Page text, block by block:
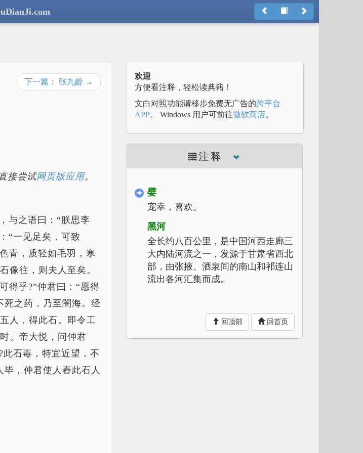
下一篇： 张九龄 →
接尝试网页版应用。
与之语曰：“朕思李
“一见足矣，可致
青，质轻如毛羽，寒
像往，则夫人至矣。
得乎?”仲君曰：“愿得
死之药，乃至闇海。经
人，得此石。即令工
。帝大悦，问仲君
此石毒，特宜近望，不
，仲君使人舂此石人
欢迎
方便看注释，轻松读典籍！
文白对照功能请移步免费无广告的跨平台
APP。 Windows 用户可前往微软商店。
注释
嬖
宠幸，喜欢。
黑河
全长约八百公里，是中国河西走廊三
大内陆河流之一，发源于甘肃省西北
部，由张掖、酒泉间的南山和祁连山
流出各河汇集而成。
回顶部 回首页